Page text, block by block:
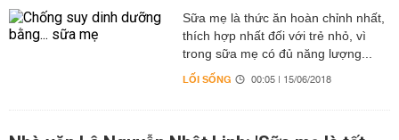
Sữa mẹ là thức ăn hoàn chỉnh nhất,
thích hợp nhất đối với trẻ nhỏ, vì
trong sữa mẹ có đủ năng lượng...
LỐI SỐNG 00:05 | 15/06/2018